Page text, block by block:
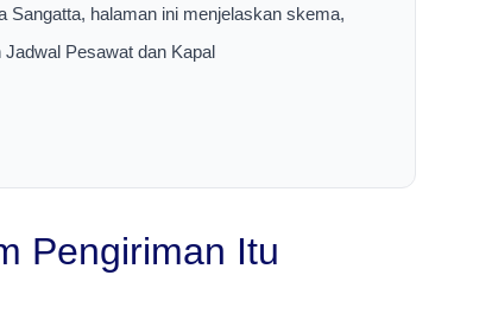
Sangatta, halaman ini menjelaskan skema,
Pesawat dan Kapal
Pengiriman Itu